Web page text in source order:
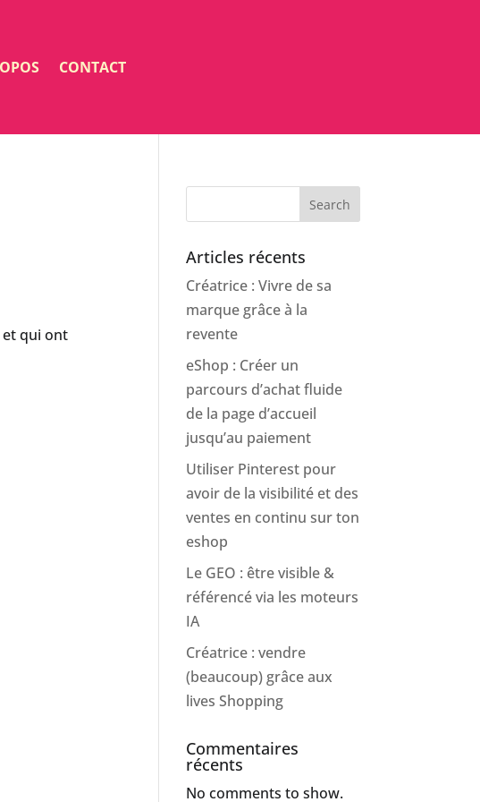
CONTACT
et qui ont
Search
Articles récents
Créatrice : Vivre de sa
marque grâce à la
revente
eShop : Créer un
parcours d’achat fluide
de la page d’accueil
jusqu’au paiement
Utiliser Pinterest pour
avoir de la visibilité et des
ventes en continu sur ton
eshop
Le GEO : être visible &
référencé via les moteurs
IA
Créatrice : vendre
(beaucoup) grâce aux
lives Shopping
Commentaires
récents
No comments to show.